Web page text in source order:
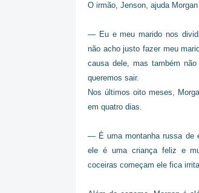
O irmão, Jenson, ajuda
— Eu e meu marido nos
não acho justo fazer meu
causa dele, mas também
queremos sair.
Nos últimos oito meses,
em quatro dias.
— É uma montanha russa de
ele é uma criança feliz e
coceiras começam ele fica